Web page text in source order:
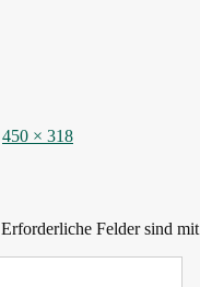
450 × 318
Erforderliche Felder sind mit